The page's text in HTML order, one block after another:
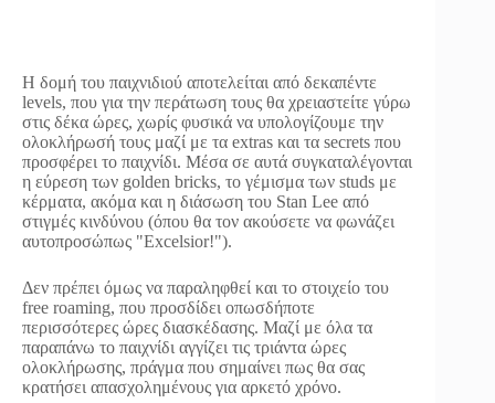
Η δομή του παιχνιδιού αποτελείται από δεκαπέντε
levels, που για την περάτωση τους θα χρειαστείτε γύρω
στις δέκα ώρες, χωρίς φυσικά να υπολογίζουμε την
ολοκλήρωσή τους μαζί με τα extras και τα secrets που
προσφέρει το παιχνίδι. Μέσα σε αυτά συγκαταλέγονται
η εύρεση των golden bricks, το γέμισμα των studs με
κέρματα, ακόμα και η διάσωση του Stan Lee από
στιγμές κινδύνου (όπου θα τον ακούσετε να φωνάζει
αυτοπρoσώπως "Excelsior!").
Δεν πρέπει όμως να παραληφθεί και το στοιχείο του
free roaming, που προσδίδει οπωσδήποτε
περισσότερες ώρες διασκέδασης. Μαζί με όλα τα
παραπάνω το παιχνίδι αγγίζει τις τριάντα ώρες
ολοκλήρωσης, πράγμα που σημαίνει πως θα σας
κρατήσει απασχολημένους για αρκετό χρόνο.